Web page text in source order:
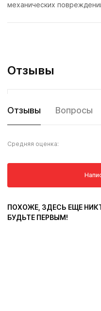
механических
Отзывы
Отзывы Вопросы
Средняя оценка:
ПОХОЖЕ, ЗДЕСЬ ЕЩЕ
БУДЬТЕ ПЕРВЫМ!